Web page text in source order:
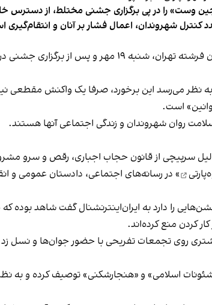
وست» را در پی برگزاری جشنی مختلط، از دسترس
شهروندان، اعمال فشار بر آنان و انتقام‌گیری
نظر می‌رسد این برخورد، صرفا یک واکنش مقطعی
است.
روان شهروندان و زندگی اجتماعی آنها هستند.
سرپیچی از قانون حجاب اجباری، رقص و سرو
» در رسانه‌های اجتماعی، دادستان عمومی و
را دارد به ایران‌اینترنشنال گفت شاهد بوده
کردن منع کرده‌اند.
روی تجمعات تفریحی با حضور جوان‌ها و نسل زد
اسلامی» و «هنجارشکنی» توصیف کرده و به نظر